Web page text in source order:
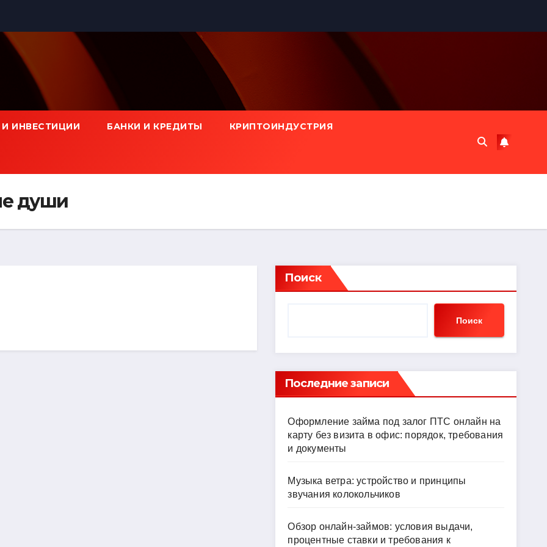
И ИНВЕСТИЦИИ БАНКИ И КРЕДИТЫ КРИПТОИНДУСТРИЯ
души
Поиск
Поиск
Последние записи
Оформление займа под залог ПТС онлайн на
карту без визита в офис: порядок, требования
и документы
Музыка ветра: устройство и принципы
звучания колокольчиков
Обзор онлайн-займов: условия выдачи,
процентные ставки и требования к